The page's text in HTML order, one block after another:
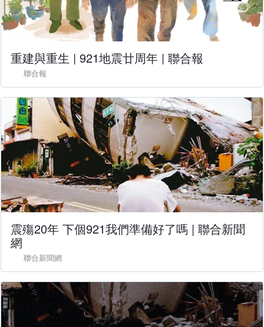
重建與重生 | 921地震廿周年 | 聯合報
聯合報
震殤20年 下個921我們準備好了嗎 | 聯合新聞
網
聯合新聞網